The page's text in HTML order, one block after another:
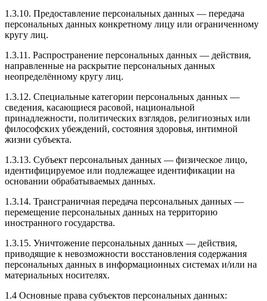
1.3.10. Предоставление персональных данных — передача
персональных данных конкретному лицу или ограниченному
кругу лиц.
1.3.11. Распространение персональных данных — действия,
направленные на раскрытие персональных данных
неопределённому кругу лиц.
1.3.12. Специальные категории персональных данных —
сведения, касающиеся расовой, национальной
принадлежности, политических взглядов, религиозных или
философских убеждений, состояния здоровья, интимной
жизни субъекта.
1.3.13. Субъект персональных данных — физическое лицо,
идентифицируемое или подлежащее идентификации на
основании обрабатываемых данных.
1.3.14. Трансграничная передача персональных данных —
перемещение персональных данных на территорию
иностранного государства.
1.3.15. Уничтожение персональных данных — действия,
приводящие к невозможности восстановления содержания
персональных данных в информационных системах и/или на
материальных носителях.
1.4 Основные права субъектов персональных данных: